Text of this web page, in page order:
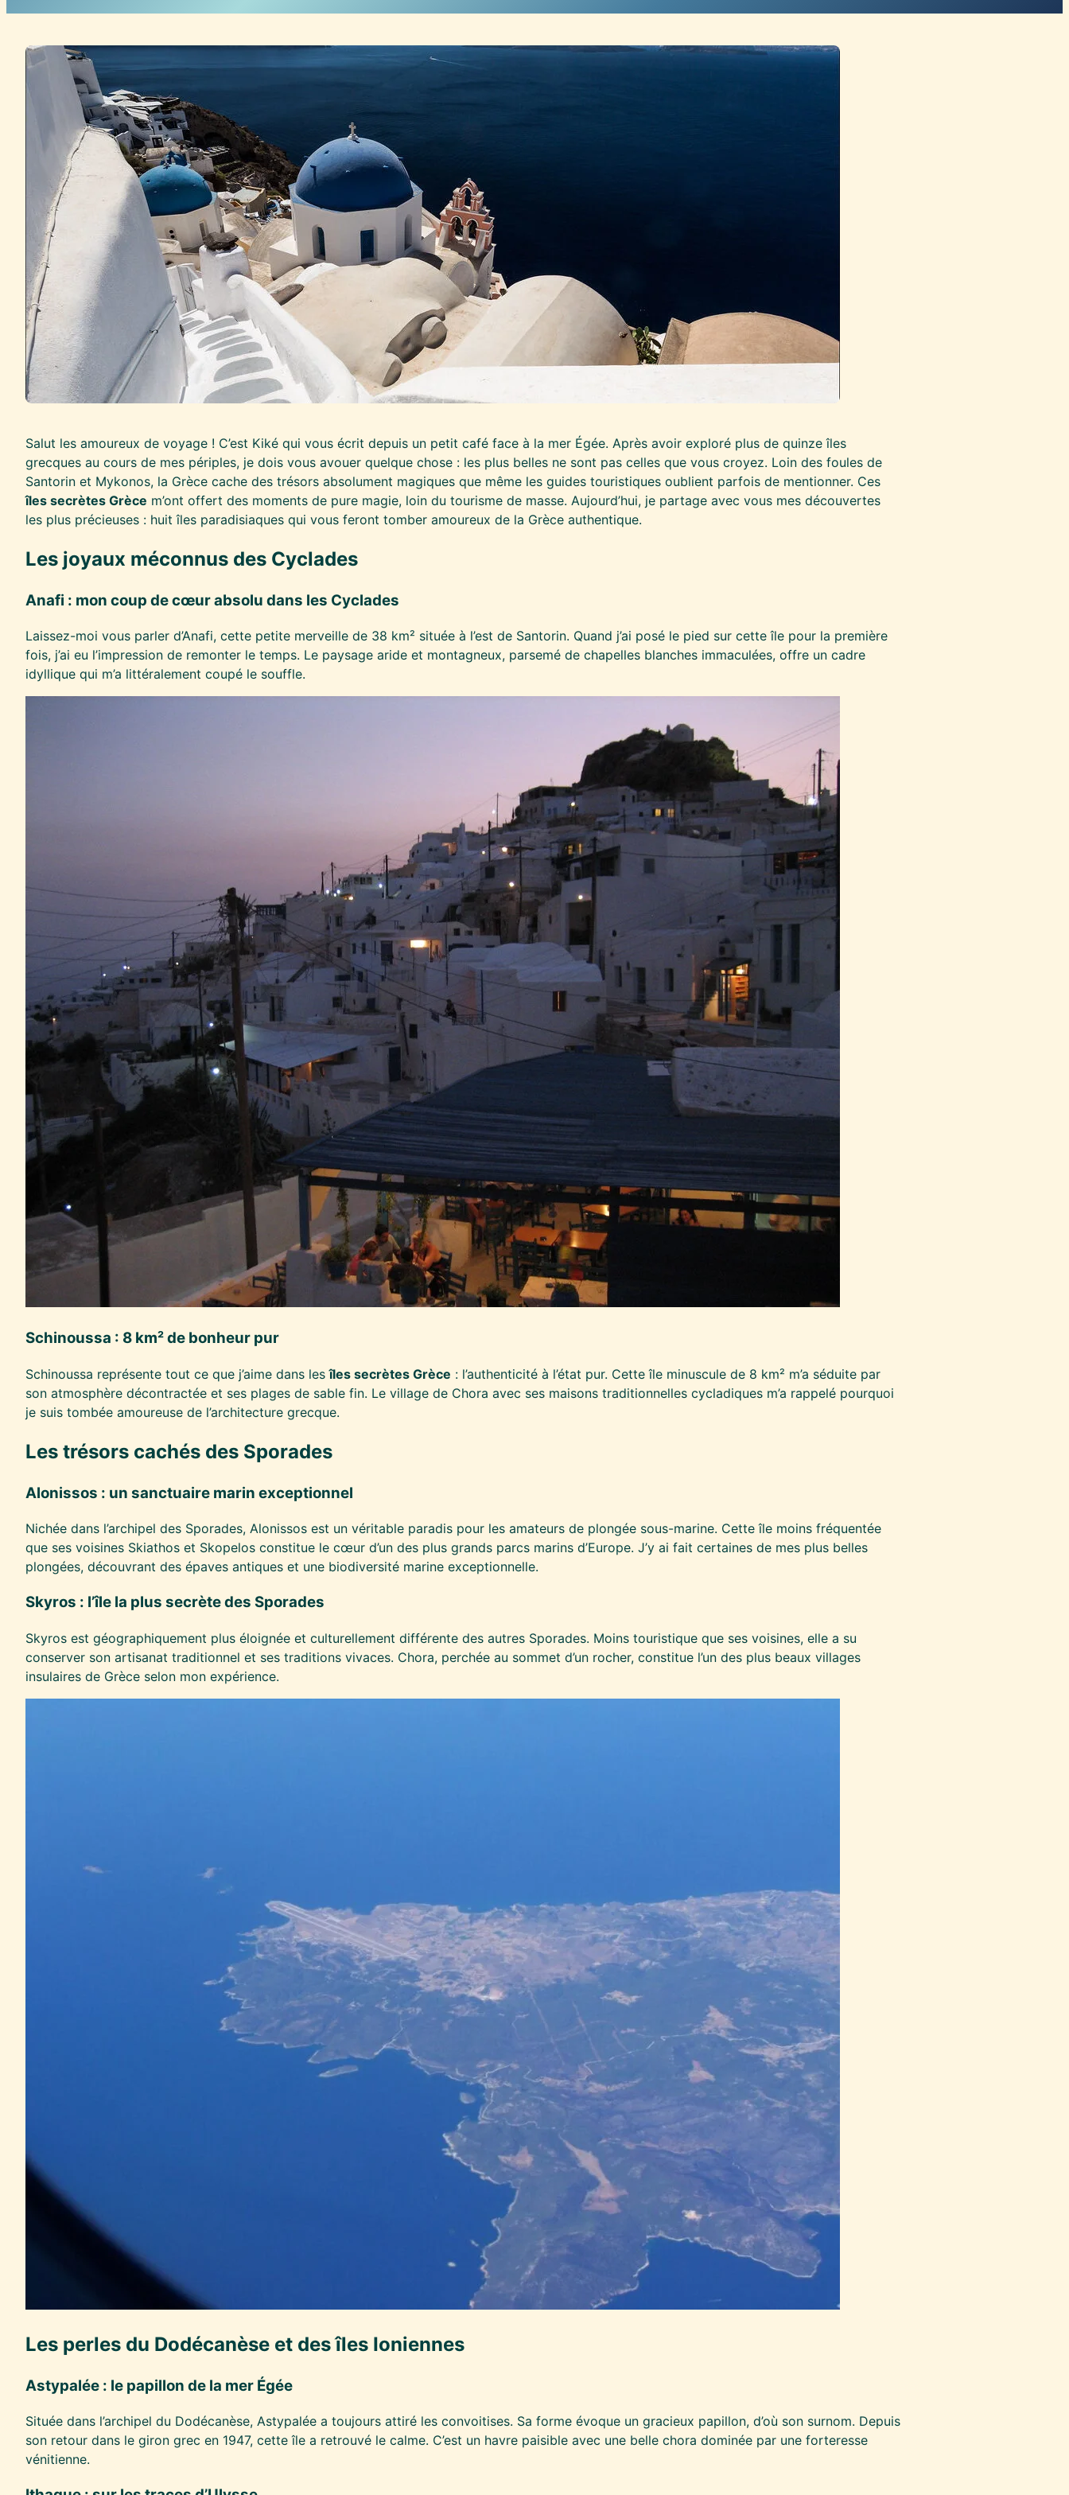
Salut les amoureux de voyage ! C’est Kiké qui vous écrit depuis un petit café face à la mer Égée. Après avoir exploré plus de quinze îles
grecques au cours de mes périples, je dois vous avouer quelque chose : les plus belles ne sont pas celles que vous croyez. Loin des foules de
Santorin et Mykonos, la Grèce cache des trésors absolument magiques que même les guides touristiques oublient parfois de mentionner. Ces
îles secrètes Grèce m’ont offert des moments de pure magie, loin du tourisme de masse. Aujourd’hui, je partage avec vous mes découvertes
les plus précieuses : huit îles paradisiaques qui vous feront tomber amoureux de la Grèce authentique.
Les joyaux méconnus des Cyclades
Anafi : mon coup de cœur absolu dans les Cyclades
Laissez-moi vous parler d’Anafi, cette petite merveille de 38 km² située à l’est de Santorin. Quand j’ai posé le pied sur cette île pour la première
fois, j’ai eu l’impression de remonter le temps. Le paysage aride et montagneux, parsemé de chapelles blanches immaculées, offre un cadre
idyllique qui m’a littéralement coupé le souffle.
Schinoussa : 8 km² de bonheur pur
Schinoussa représente tout ce que j’aime dans lesîles secrètes Grèce : l’authenticité à l’état pur. Cette île minuscule de 8 km² m’a séduite par
son atmosphère décontractée et ses plages de sable fin. Le village de Chora avec ses maisons traditionnelles cycladiques m’a rappelé pourquoi
je suis tombée amoureuse de l’architecture grecque.
Les trésors cachés des Sporades
Alonissos : un sanctuaire marin exceptionnel
Nichée dans l’archipel des Sporades, Alonissos est un véritable paradis pour les amateurs de plongée sous-marine. Cette île moins fréquentée
que ses voisines Skiathos et Skopelos constitue le cœur d’un des plus grands parcs marins d’Europe. J’y ai fait certaines de mes plus belles
plongées, découvrant des épaves antiques et une biodiversité marine exceptionnelle.
Skyros : l’île la plus secrète des Sporades
Skyros est géographiquement plus éloignée et culturellement différente des autres Sporades. Moins touristique que ses voisines, elle a su
conserver son artisanat traditionnel et ses traditions vivaces. Chora, perchée au sommet d’un rocher, constitue l’un des plus beaux villages
insulaires de Grèce selon mon expérience.
Les perles du Dodécanèse et des îles Ioniennes
Astypalée : le papillon de la mer Égée
Située dans l’archipel du Dodécanèse, Astypalée a toujours attiré les convoitises. Sa forme évoque un gracieux papillon, d’où son surnom. Depuis
son retour dans le giron grec en 1947, cette île a retrouvé le calme. C’est un havre paisible avec une belle chora dominée par une forteresse
vénitienne.